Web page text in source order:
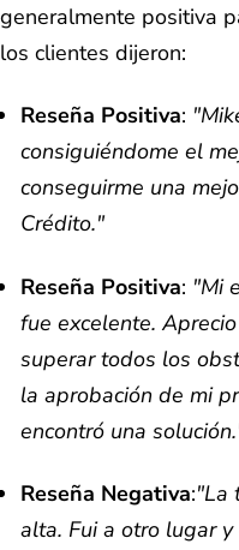
generalmente positiva
los clientes dijeron:
Reseña Positiva:
consiguiéndome el
conseguirme una
Crédito."
Reseña Positiva: "Mi
fue excelente.
superar todos los
la aprobación de mi
encontró una
Reseña Negativa:"La
alta. Fui a otro lugar